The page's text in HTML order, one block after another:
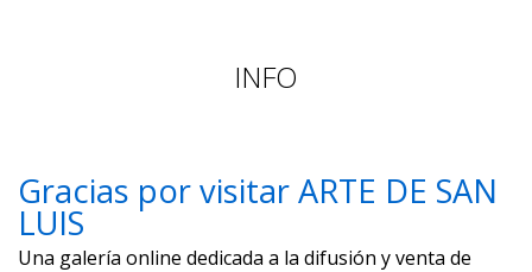
INFO
Gracias por visitar ARTE DE SAN
LUIS
Una galería online dedicada a la difusión y venta de